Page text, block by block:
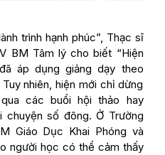
trình hạnh phúc”, Thạc sĩ
BM Tâm lý cho biết “Hiện
áp dụng giảng dạy theo
nhiên, hiện mới chỉ dừng
các buổi hội thảo hay
chuyện số đông. Ở Trường
Giáo Dục Khai Phóng và
người học có thể cảm thấy